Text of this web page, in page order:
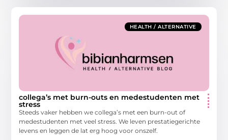
HEALTH / ALTERNATIVE
collega’s met burn-outs en medestudenten met
stress
Steeds vaker hebben we collega’s met een burn-out of
medestudenten met veel stress. We leven prestatiegerichte
levens en leggen de lat erg hoog voor onszelf.